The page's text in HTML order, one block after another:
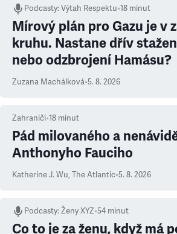
Podcasty:Výtah Respektu•18 minut
Mírový plán pro Gazu je v
kruhu. Nastane dřív
nebo odzbrojení Hamásu?
Zuzana Machálková•5. 8. 2026
Zahraničí•18 minut
Pád milovaného a
Anthonyho Fauciho
Katherine J. Wu, The Atlantic•5. 8. 2026
Podcasty:Ženy XYZ•54 minut
Co to je za ženu, když má